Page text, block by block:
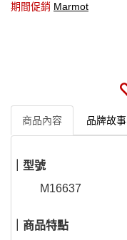
期間促銷 Marmot
商品內容 品牌故事
｜型號
M16637
｜商品特點